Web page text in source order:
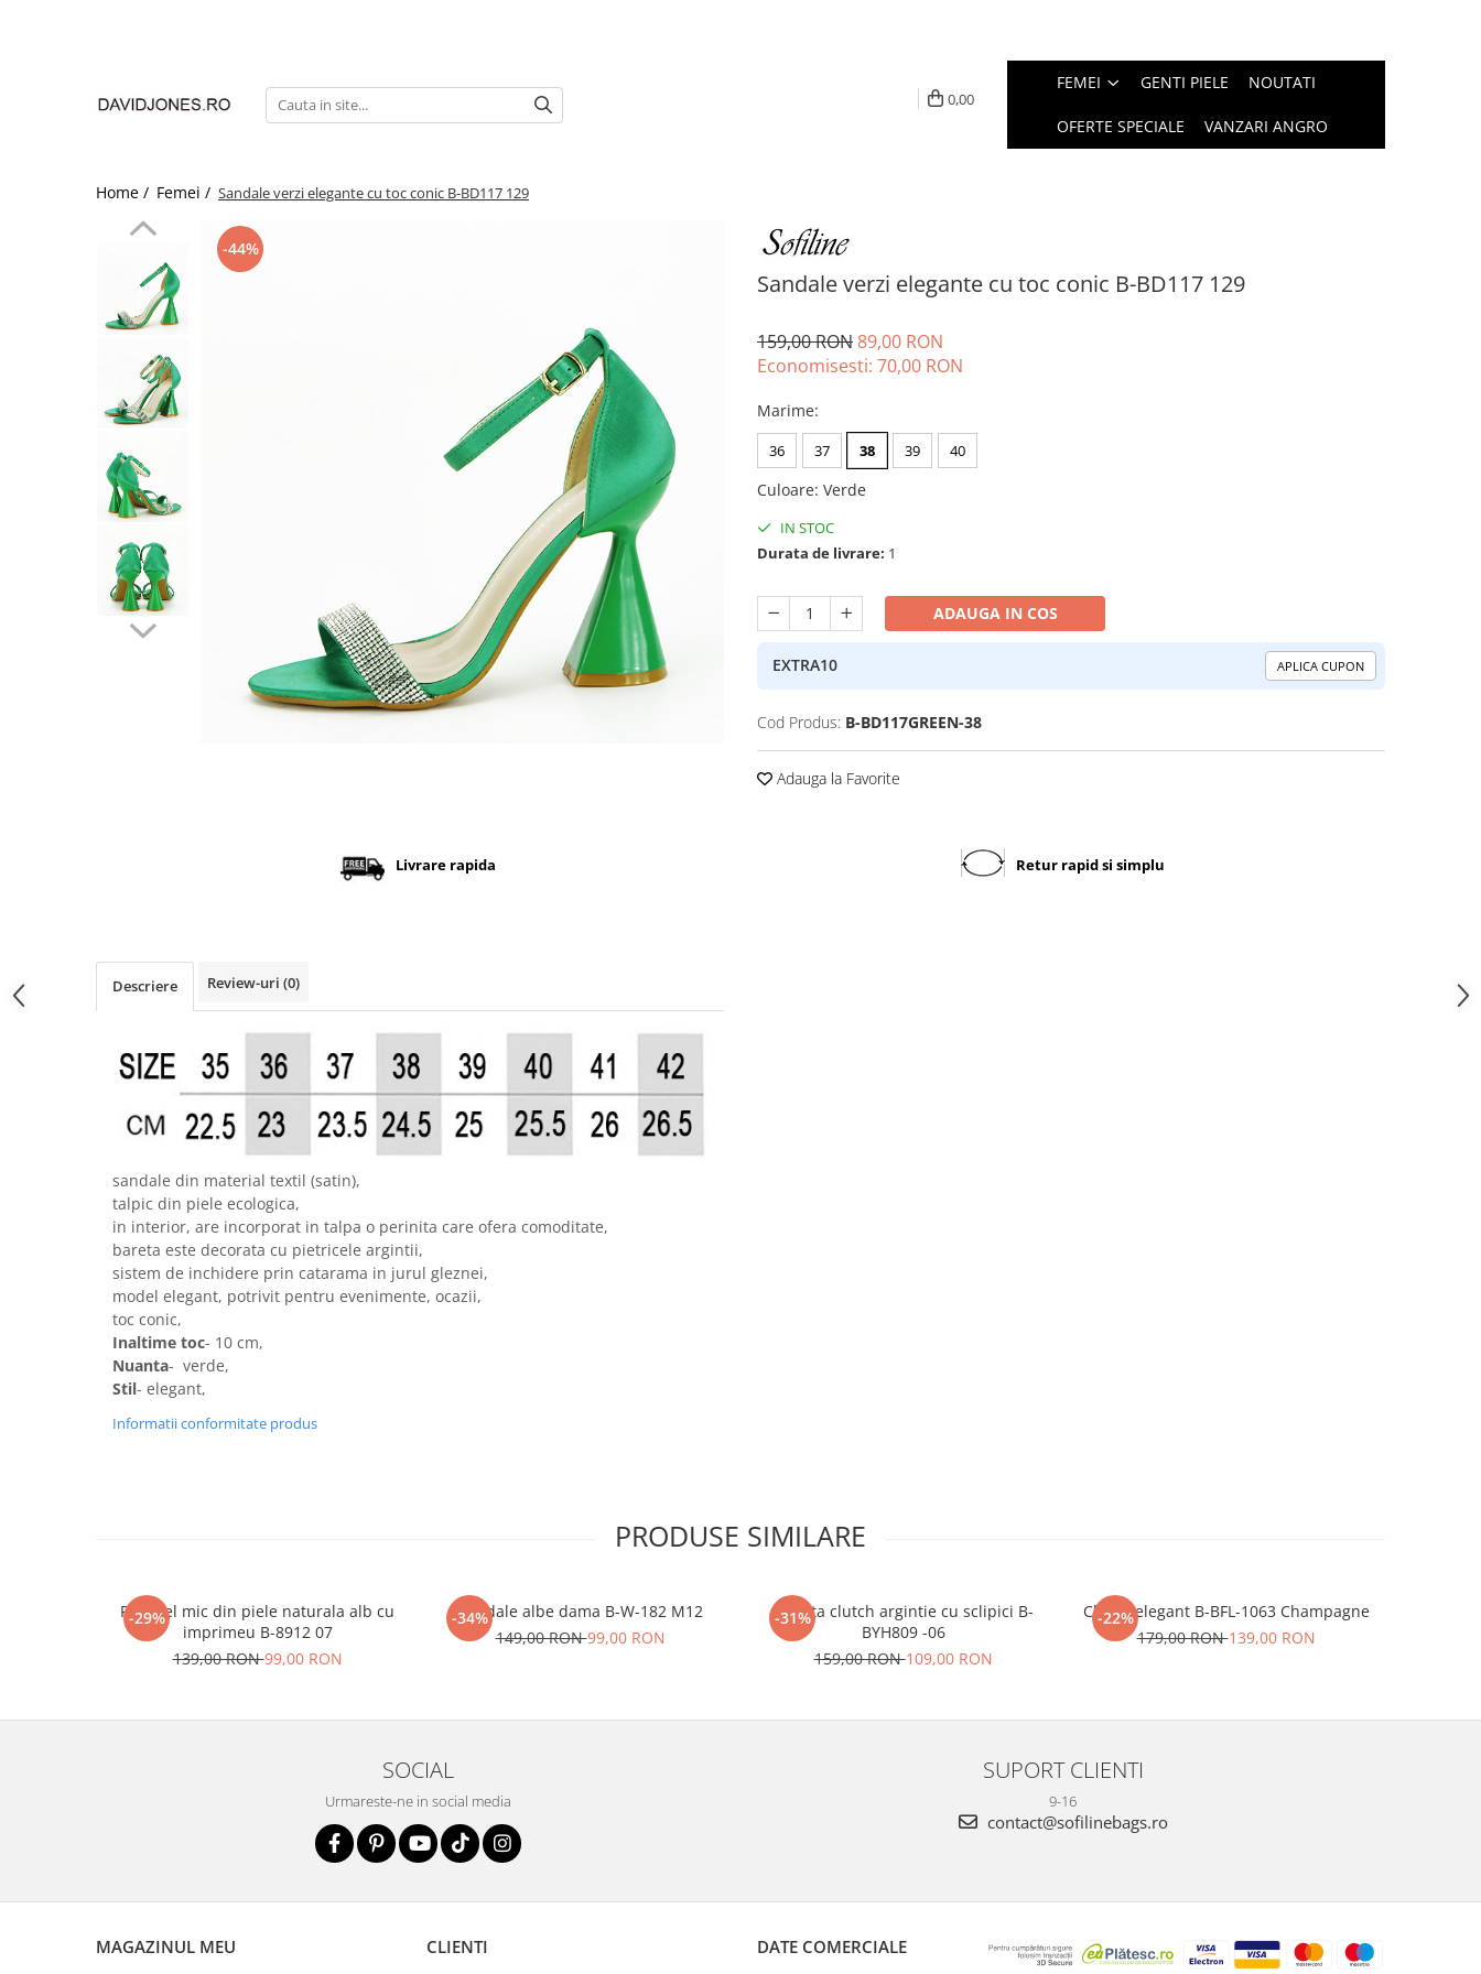
Cizme si botine
Mocasini si balerini
0,00
FEMEI GENTI PIELE NOUTATI
OFERTE SPECIALE VANZARI ANGRO
Home / Femei / Sandale verzi elegante cu toc conic B-BD117 129
Sandale verzi elegante cu toc conic B-BD117 129
-44%
159,00 RON89,00 RON
Economisesti: 70,00 RON
Marime:
36 37 38 39 40
Culoare: Verde
IN STOC
Durata de livrare: 1
ADAUGA IN COS
EXTRA10 APLICA CUPON
Cod Produs: B-BD117GREEN-38
Adauga la Favorite
Livrare rapida Retur rapid si simplu
Descriere Review-uri (0)
sandale din material textil (satin),
talpic din piele ecologica,
in interior, are incorporat in talpa o perinita care ofera comoditate,
bareta este decorata cu pietricele argintii,
sistem de inchidere prin catarama in jurul gleznei,
model elegant, potrivit pentru evenimente, ocazii,
toc conic,
Inaltime toc- 10 cm,
Nuanta- verde,
Stil- elegant,
Informatii conformitate produs
PRODUSE SIMILARE
-29%
Portofel mic din piele naturala alb cu
imprimeu B-8912 07
139,00 RON99,00 RON
-34%
Sandale albe dama B-W-182 M12
149,00 RON99,00 RON
-31%
Geanta clutch argintie cu sclipici B-
BYH809 -06
159,00 RON109,00 RON
-22%
Clutch elegant B-BFL-1063 Champagne
179,00 RON139,00 RON
SOCIAL
Urmareste-ne in social media
SUPORT CLIENTI
9-16
contact@sofilinebags.ro
MAGAZINUL MEU CLIENTI DATE COMERCIALE